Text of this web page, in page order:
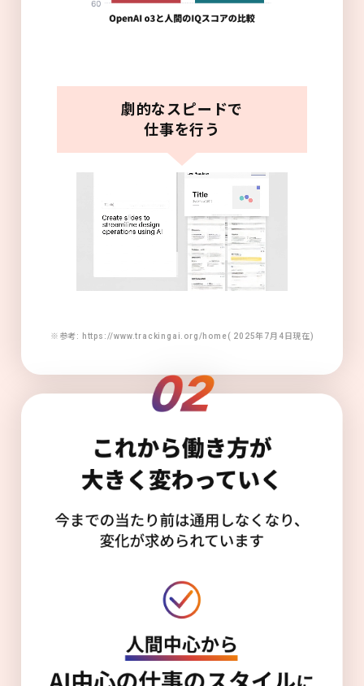
劇的なスピードで
仕事を行う
※参考: https://www.trackingai.org/home( 2025年7月4日現在)